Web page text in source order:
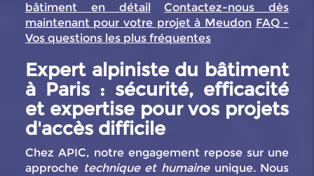
bâtiment en détail
Contactez-nous dès
maintenant pour votre projet à Meudon FAQ -
Vos questions les plus fréquentes
Expert alpiniste du bâtiment
à Paris : sécurité, efficacité
et expertise pour vos projets
d'accès difficile
Chez APIC, notre engagement repose sur une
approche technique et humaineunique. Nous